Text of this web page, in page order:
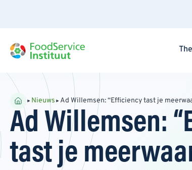
Nieuws Ad Willemsen: “Efficiency tast je
Ad Willemsen:
tast je